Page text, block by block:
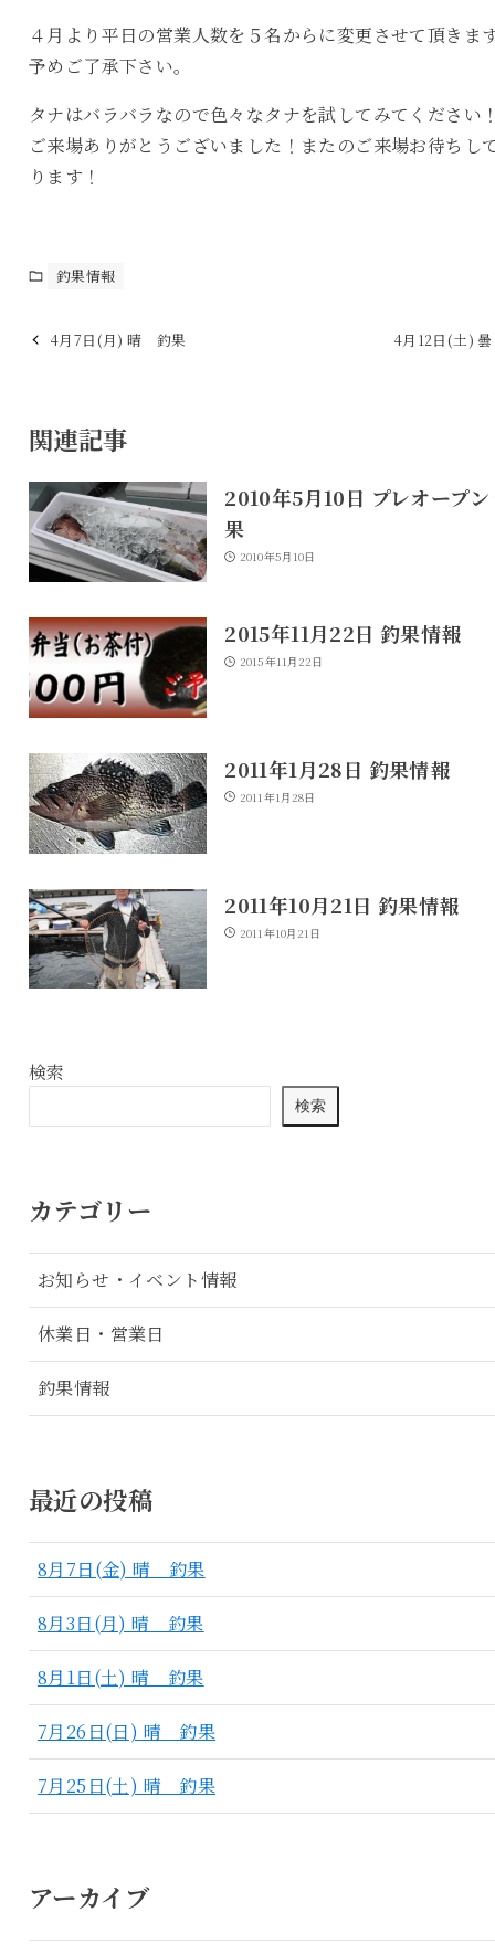
４月より平日の営業人数を５名からに変更させて頂きま
予めご了承下さい。
タナはバラバラなので色々なタナを試してみてください
ご来場ありがとうございました！またのご来場お待ちし
ります！
釣果情報
4月7日(月) 晴 釣果 4月12日(土)
関連記事
2010年5月10日 プレオープン
果
2010年5月10日
2015年11月22日 釣果情報
2015年11月22日
2011年1月28日 釣果情報
2011年1月28日
2011年10月21日 釣果情報
2011年10月21日
検索
検索
カテゴリー
お知らせ・イベント情報
休業日・営業日
釣果情報
最近の投稿
8月7日(金) 晴 釣果
8月3日(月) 晴 釣果
8月1日(土) 晴 釣果
7月26日(日) 晴 釣果
7月25日(土) 晴 釣果
アーカイブ